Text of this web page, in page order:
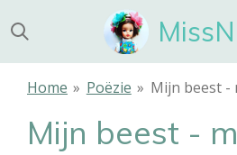
direct
naar
Home » Poëzie » Mijn beest -
Mijn beest -